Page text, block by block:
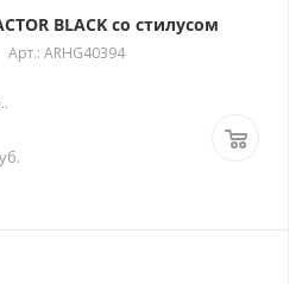
BLACK со стилусом
Арт.: ARHG40394